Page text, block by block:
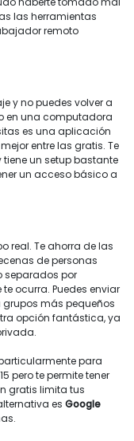
las herramientas
remoto
y no puedes volver a
en una computadora
es una aplicación
entre las gratis. Te
un setup bastante
un acceso básico a
real. Te ahorra de las
de personas
separados por
ocurra. Puedes enviar
grupos más pequeños
opción fantástica, ya
para
pero te permite tener
gratis limita tus
es Google